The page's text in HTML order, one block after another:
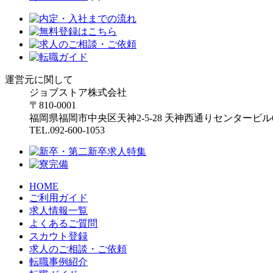
運営元に関して
ジョブストア株式会社
〒810-0001
福岡県福岡市中央区天神2-5-28 天神西通りセンタービル
TEL.092-600-1053
HOME
ご利用ガイド
求人情報一覧
よくあるご質問
スカウト登録
求人のご相談・ご依頼
転職事例紹介